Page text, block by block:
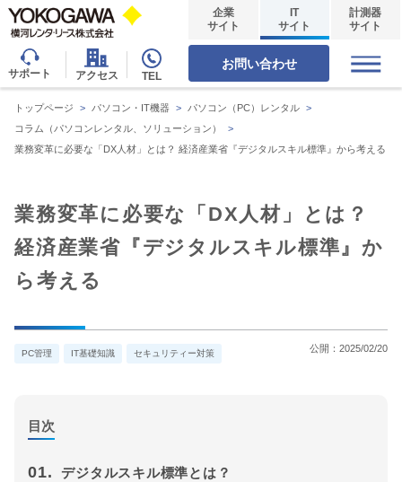
サポート アクセス TEL
企業
サイト
IT
サイト
計測器
サイト
お問い合わせ
トップページ > パソコン・IT機器 > パソコン（PC）レンタル >
コラム（パソコンレンタル、ソリューション）
>
業務変革に必要な「DX人材」とは？ 経済産業省『デジタルスキル標準』から考える
業務変革に必要な「DX人材」とは？
経済産業省『デジタルスキル標準』か
ら考える
PC管理 IT基礎知識 セキュリティー対策 公開： 2025/02/20
目次
01. デジタルスキル標準とは？